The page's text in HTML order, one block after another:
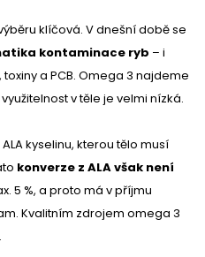
klíčová. V dnešní době se
kontaminace ryb – i
a PCB. Omega 3 najdeme
v těle je velmi nízká.
kyselinu, kterou tělo musí
konverze z ALA však není
5 %, a proto má v příjmu
Kvalitním zdrojem omega 3